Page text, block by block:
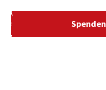
Spenden